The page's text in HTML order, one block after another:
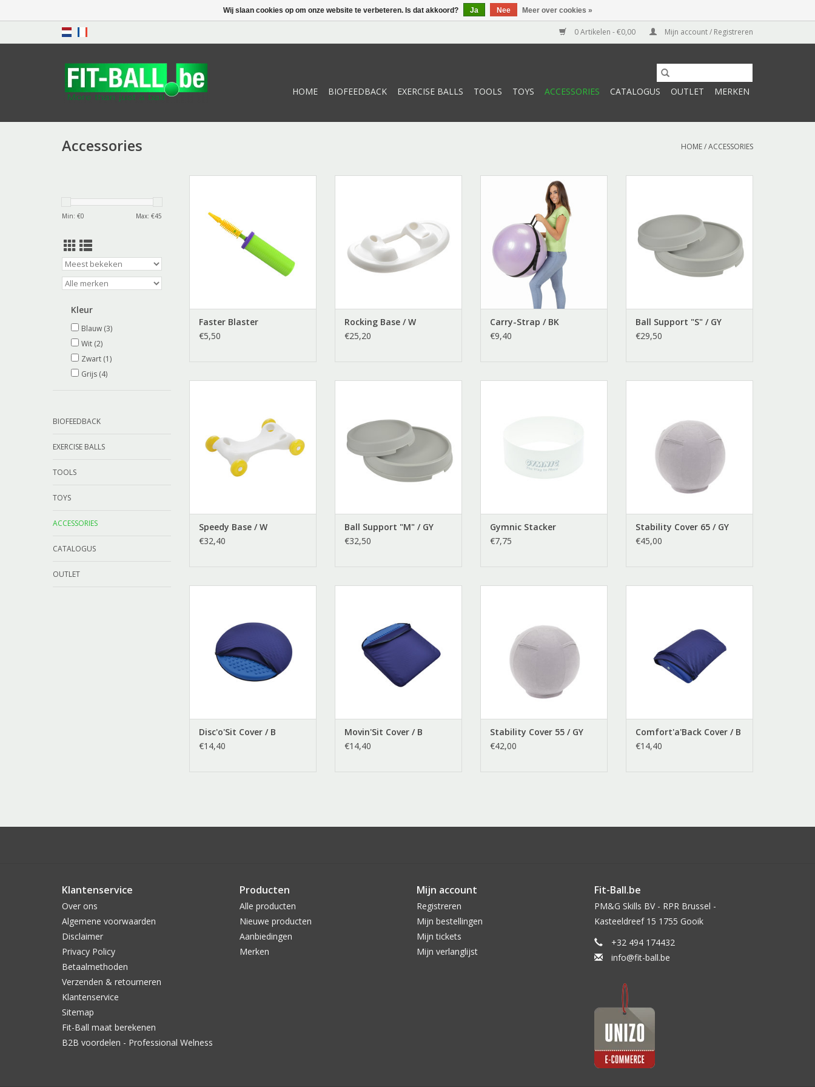
0 Artikelen - €0,00 Mijn account / Registreren
HOME BIOFEEDBACK EXERCISE BALLS TOOLS TOYS ACCESSORIES CATALOGUS OUTLET MERKEN
Accessories HOME/ACCESSORIES
Min: €0 Max: €45
Kleur
Blauw (3)
Wit (2)
Zwart (1)
Grijs (4)
BIOFEEDBACK
EXERCISE BALLS
TOOLS
TOYS
ACCESSORIES
CATALOGUS
OUTLET
Faster Blaster
€5,50
Rocking Base / W
€25,20
Carry-Strap Zwart
Carry-Strap / BK
€9,40
Ball Support "S" / GY
€29,50
Speedy Base / W
€32,40
Ball Support "M" / GY
€32,50
Gymnic Stacker
€7,75
Stability Cover 65 / GY
€45,00
Disc'o'Sit Cover / B
€14,40
Movin'Sit Cover / B
€14,40
Stability Cover 55 / GY
€42,00
Comfort'a'Back Cover / B
€14,40
Klantenservice
Over ons
Algemene voorwaarden
Disclaimer
Privacy Policy
Betaalmethoden
Verzenden & retourneren
Klantenservice
Sitemap
Fit-Ball maat berekenen
B2B voordelen - Professional Welness
Producten
Alle producten
Nieuwe producten
Aanbiedingen
Merken
Mijn account
Registreren
Mijn bestellingen
Mijn tickets
Mijn verlanglijst
Fit-Ball.be
PM&G Skills BV - RPR Brussel -
Kasteeldreef 15 1755 Gooik
+32 494 174432
info@fit-ball.be
Wij slaan cookies op om onze website te verbeteren. Is dat akkoord? Ja Nee Meer over cookies »